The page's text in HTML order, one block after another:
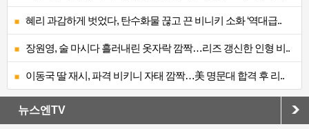
혜리 과감하게 벗었다, 탄수화물 끊고 끈 비니키 소화 ‘역대급..
장원영, 술 마시다 흘러내린 옷자락 깜짝…리즈 갱신한 인형 비..
이동국 딸 재시, 파격 비키니 자태 깜짝…美 명문대 합격 후 리..
뉴스엔TV